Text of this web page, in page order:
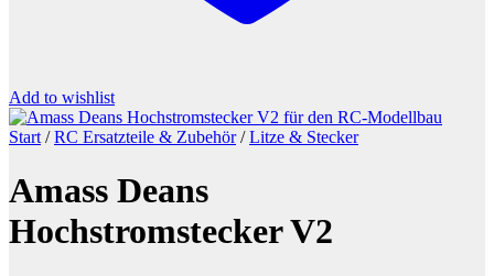
Add to wishlist
Start / RC Ersatzteile & Zubehör / Litze & Stecker
Amass Deans
Hochstromstecker V2